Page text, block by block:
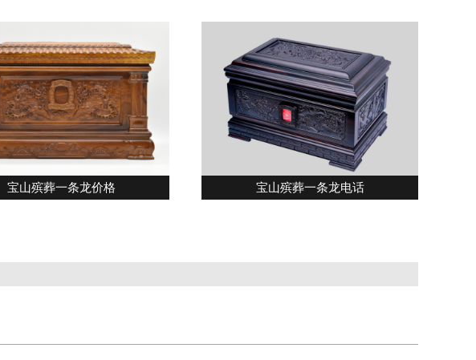
宝山殡葬一条龙价格 宝山殡葬一条龙电话